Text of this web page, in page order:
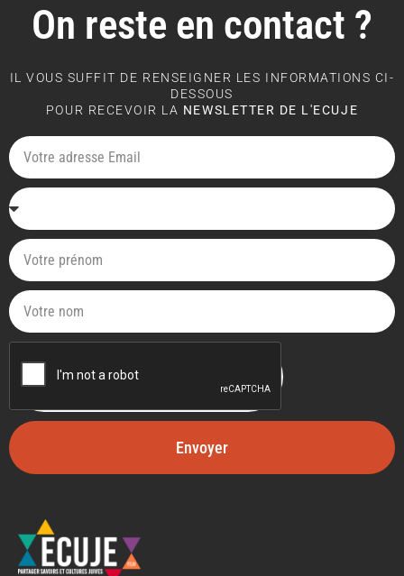
On reste en contact ?
IL VOUS SUFFIT DE RENSEIGNER LES INFORMATIONS CI-
DESSOUS
POUR RECEVOIR LA NEWSLETTER DE L'ECUJE
Envoyer